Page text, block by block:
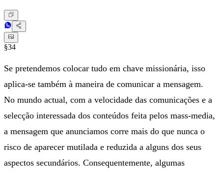
§34
Se pretendemos colocar tudo em chave missionária, isso
aplica-se também à maneira de comunicar a mensagem.
No mundo actual, com a velocidade das comunicações e a
selecção interessada dos conteúdos feita pelos mass-media,
a mensagem que anunciamos corre mais do que nunca o
risco de aparecer mutilada e reduzida a alguns dos seus
aspectos secundários. Consequentemente, algumas